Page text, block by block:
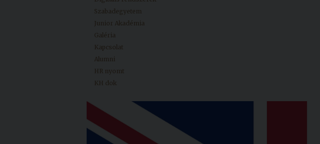
Szabadegyetem
Junior Akadémia
Galéria
Kapcsolat
Alumni
HR nyomt
KH dok